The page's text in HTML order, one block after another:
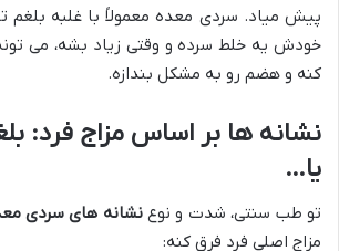
پیش میاد. سردی معده معمولاً با غلبه بلغم
خودش یه خلط سرده و وقتی زیاد بشه، می
کنه و هضم رو به مشکل بندازه.
نشانه ها بر اساس مزاج فرد:
یا…
تو طب سنتی، شدت و نوعنشانه های سردی
مزاج اصلی فرد فرق کنه: